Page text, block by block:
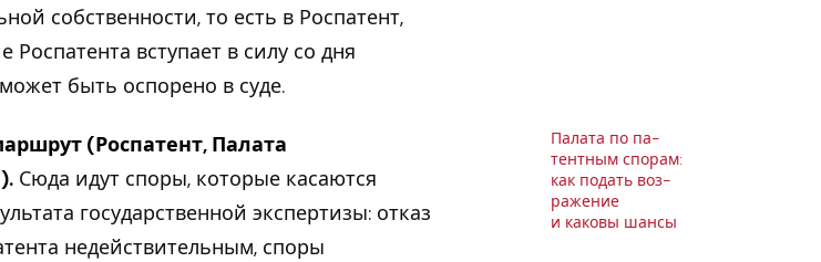
собственности, то есть в Роспатент,
Роспатента вступает в силу со дня
быть оспорено в суде.
(Роспатент, Палата
Сюда идут споры, которые касаются
государственной экспертизы: отказ
недействительным, споры
Палата по па­
тент­ным спорам:
как подать воз­
ра­же­ние
и каковы шансы